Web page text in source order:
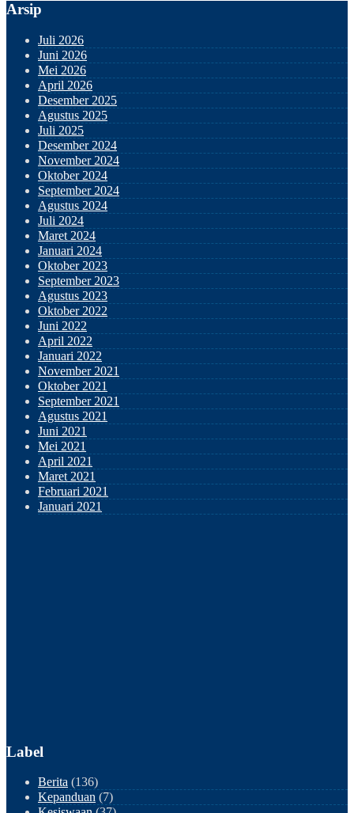
Arsip
Juli 2026
Juni 2026
Mei 2026
April 2026
Desember 2025
Agustus 2025
Juli 2025
Desember 2024
November 2024
Oktober 2024
September 2024
Agustus 2024
Juli 2024
Maret 2024
Januari 2024
Oktober 2023
September 2023
Agustus 2023
Oktober 2022
Juni 2022
April 2022
Januari 2022
November 2021
Oktober 2021
September 2021
Agustus 2021
Juni 2021
Mei 2021
April 2021
Maret 2021
Februari 2021
Januari 2021
Label
Berita (136)
Kepanduan (7)